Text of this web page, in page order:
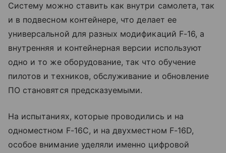
Систему можно ставить как внутри самолета, так
и в подвесном контейнере, что делает ее
универсальной для разных модификаций F-16, а
внутренняя и контейнерная версии используют
одно и то же оборудование, так что обучение
пилотов и техников, обслуживание и обновление
ПО становятся предсказуемыми.
На испытаниях, которые проводились и на
одноместном F-16C, и на двухместном F-16D,
особое внимание уделяли именно цифровой